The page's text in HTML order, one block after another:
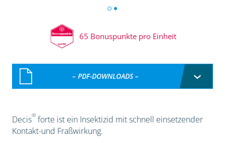
65 Bonuspunkte pro Einheit
– PDF-DOWNLOADS –
Decis®forte ist ein Insektizid mit schnell einsetzender
Kontakt-und Fraßwirkung.